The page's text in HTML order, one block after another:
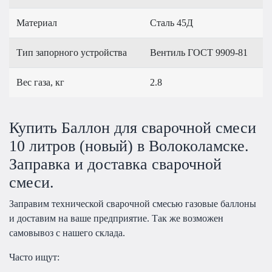
Материал Сталь 45Д
Тип запорного устройства Вентиль ГОСТ 9909-81
Вес газа, кг 2.8
Купить Баллон для сварочной смеси
10 литров (новый) в Волоколамске.
Заправка и доставка сварочной
смеси.
Заправим технической сварочной смесью газовые баллоны
и доставим на ваше предприятие. Так же возможен
самовывоз с нашего склада.
Часто ищут: